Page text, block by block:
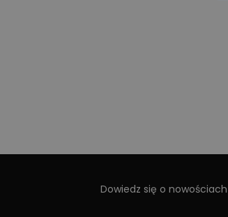
Dowiedz się o